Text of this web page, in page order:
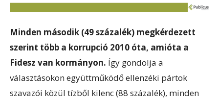
Minden második (49 százalék) megkérdezett
szerint több a korrupció 2010 óta, amióta a
Fidesz van kormányon. Így gondolja a
választásokon együttműködő ellenzéki pártok
szavazói közül tízből kilenc (88 százalék), minden